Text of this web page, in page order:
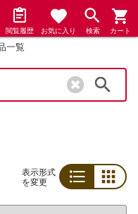
閲覧履歴 お気に入り 検索 カート
一覧
表示形式
を変更